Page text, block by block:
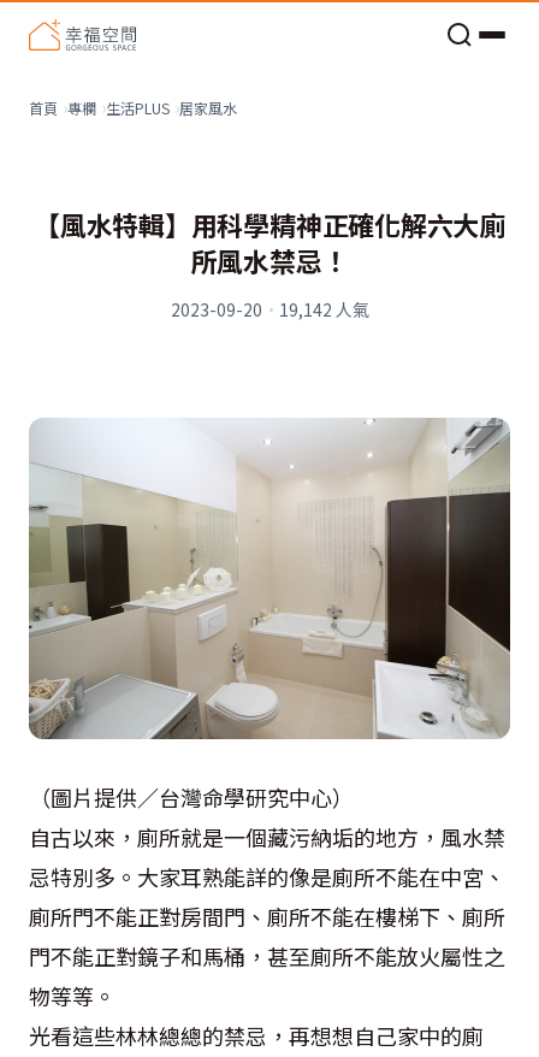
首頁 專欄 生活PLUS 居家風水
【風水特輯】用科學精神正確化解六大廁
所風水禁忌！
2023-09-20 · 19,142 人氣
（圖片提供／台灣命學研究中心）
自古以來，廁所就是一個藏污納垢的地方，風水禁
忌特別多。大家耳熟能詳的像是廁所不能在中宮、
廁所門不能正對房間門、廁所不能在樓梯下、廁所
門不能正對鏡子和馬桶，甚至廁所不能放火屬性之
物等等。
光看這些林林總總的禁忌，再想想自己家中的廁